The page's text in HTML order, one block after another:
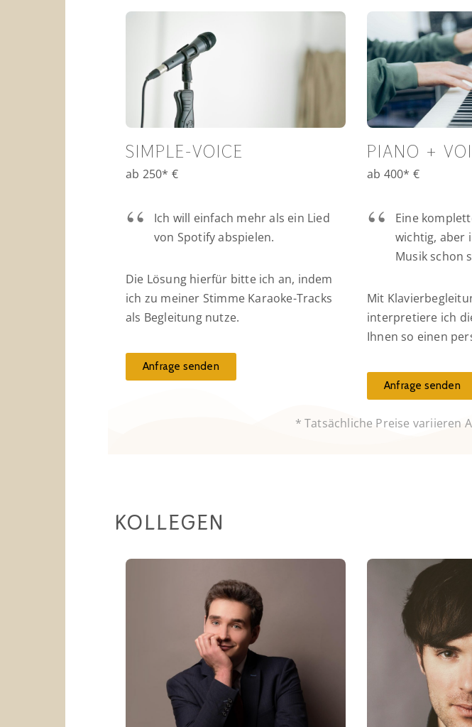
SIMPLE-VOICE
ab 250* €
Ich will einfach mehr als ein Lied
von Spotify abspielen.
Die Lösung hierfür bitte ich an, indem
ich zu meiner Stimme Karaoke-Tracks
als Begleitung nutze.
Anfrage senden
PIANO +
ab 400* €
Eine
wichtig, aber
Musik schon
Mit
interpretiere ich
Ihnen so einen
Anfrage senden
* Tatsächliche Preise variieren
KOLLEGEN